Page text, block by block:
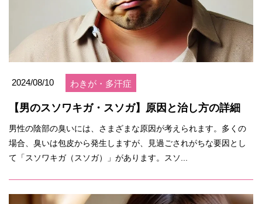
2024/08/10 わきが・多汗症
【男のスソワキガ・スソガ】原因と治し方の詳細
男性の陰部の臭いには、さまざまな原因が考えられます。多くの
場合、臭いは包皮から発生しますが、見過ごされがちな要因とし
て「スソワキガ（スソガ）」があります。スソ...